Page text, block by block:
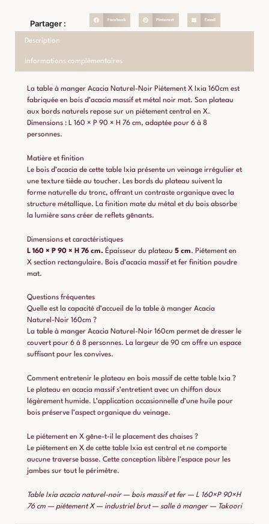
Partager : Facebook Pinterest Email
Description
Informations complémentaires
La table à manger Acacia Naturel-Noir Piétement X Ixia 160cm est
fabriquée en bois d’acacia massif et métal noir mat. Son plateau
aux bords naturels repose sur un piétement central en X.
Dimensions : L 160 × P 90 × H 76 cm, adaptée pour 6 à 8
personnes.
Matière et finition
Le bois d’acacia de cette table Ixia présente un veinage irrégulier et
une texture tiède au toucher. Les bords du plateau suivent la
forme naturelle du tronc, offrant un contraste organique avec la
structure métallique. La finition mate du métal et du bois absorbe
la lumière sans créer de reflets gênants.
Dimensions et caractéristiques
L 160 × P 90 × H 76 cm. Épaisseur du plateau 5 cm. Piétement en
X section rectangulaire. Bois d’acacia massif et fer finition poudre
mat.
Questions fréquentes
Quelle est la capacité d’accueil de la table à manger Acacia
Naturel-Noir 160cm ?
La table à manger Acacia Naturel-Noir 160cm permet de dresser le
couvert pour 6 à 8 personnes. La largeur de 90 cm offre un espace
suffisant pour les convives.
Comment entretenir le plateau en bois massif de cette table Ixia ?
Le plateau en acacia massif s’entretient avec un chiffon doux
légèrement humide. L’application occasionnelle d’une huile pour
bois préserve l’aspect organique du veinage.
Le piétement en X gêne-t-il le placement des chaises ?
Le piétement en X de cette table Ixia est central et ne comporte
aucune traverse basse. Cette conception libère l’espace pour les
jambes sur tout le périmètre.
Table Ixia acacia naturel-noir — bois massif et fer — L 160×P 90×H
76 cm — piétement X — industriel brut — salle à manger — Takoori